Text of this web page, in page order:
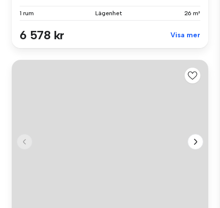
1 rum Lägenhet 26 m²
6 578 kr Visa mer